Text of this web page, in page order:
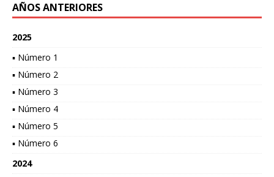
AÑOS ANTERIORES
2025
▪ Número 1
▪ Número 2
▪ Número 3
▪ Número 4
▪ Número 5
▪ Número 6
2024